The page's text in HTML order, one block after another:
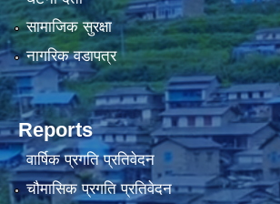
सामाजिक सुरक्षा
नागरिक वडापत्र
Reports
वार्षिक प्रगति प्रतिवेदन
चौमासिक प्रगति प्रतिवेदन